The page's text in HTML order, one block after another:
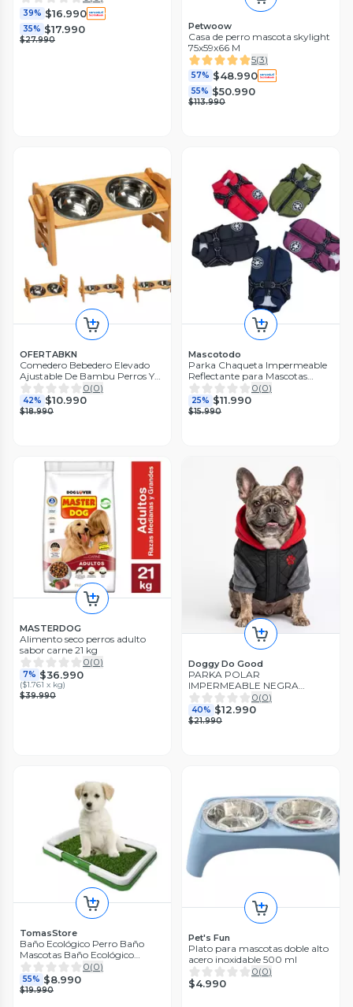
39% $16.990
35% $17.990
$27.990
Petwoow
Casa de perro mascota skylight
75x59x66 M
5(3)
57% $48.990
55% $50.990
$113.990
OFERTABKN
Comedero Bebedero Elevado
Ajustable De Bambu Perros Y
Gatos
0(0)
42% $10.990
$18.990
Mascotodo
Parka Chaqueta Impermeable
Reflectante para Mascotas
Perros con Arnés incluido
0(0)
25% $11.990
$15.990
MASTERDOG
Alimento seco perros adulto
sabor carne 21 kg
0(0)
7% $36.990
($1.761 x kg)
$39.990
Doggy Do Good
PARKA POLAR
IMPERMEABLE NEGRA
RAZAS PEQUEÑAS - XL
0(0)
40% $12.990
$21.990
TomasStore
Baño Ecológico Perro Baño
Mascotas Baño Ecológico
47x34cm
0(0)
55% $8.990
$19.990
Pet's Fun
Plato para mascotas doble alto
acero inoxidable 500 ml
0(0)
$4.990